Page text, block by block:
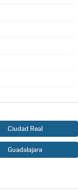
Ciudad Real
Guadalajara